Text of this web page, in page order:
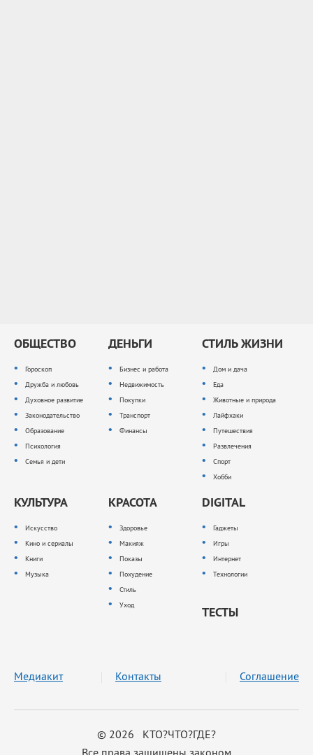
ОБЩЕСТВО
Гороскоп
Дружба и любовь
Духовное развитие
Законодательство
Образование
Психология
Семья и дети
ДЕНЬГИ
Бизнес и работа
Недвижимость
Покупки
Транспорт
Финансы
СТИЛЬ ЖИЗНИ
Дом и дача
Еда
Животные и природа
Лайфхаки
Путешествия
Развлечения
Спорт
Хобби
КУЛЬТУРА
Искусство
Кино и сериалы
Книги
Музыка
КРАСОТА
Здоровье
Макияж
Показы
Похудение
Стиль
Уход
DIGITAL
Гаджеты
Игры
Интернет
Технологии
ТЕСТЫ
© 2026 КТО?ЧТО?ГДЕ?
Все права защищены законом
Медиакит Контакты Соглашение